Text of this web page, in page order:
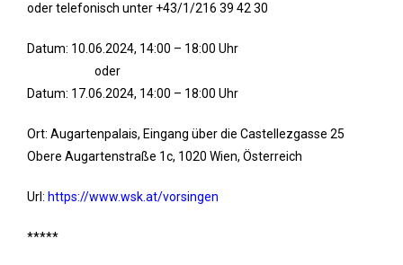
oder telefonisch unter +43/1/216 39 42 30
Datum: 10.06.2024, 14:00 – 18:00 Uhr
oder
Datum: 17.06.2024, 14:00 – 18:00 Uhr
Ort: Augartenpalais, Eingang über die Castellezgasse 25
Obere Augartenstraße 1c, 1020 Wien, Österreich
Url: https://www.wsk.at/vorsingen
*****